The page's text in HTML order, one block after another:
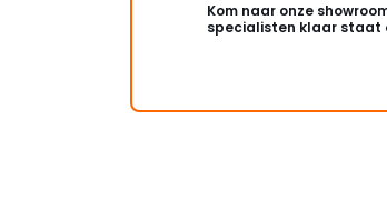
Kom naar onze
specialisten klaar staat